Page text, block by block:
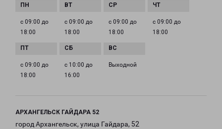
с 09:00 до
18:00
с 09:00 до
18:00
с 09:00 до
18:00
с 09:00 до
18:00
с 09:00 до
18:00
с 10:00 до
16:00
Выходной
АРХАНГЕЛЬСК ГАЙДАРА 52
город Архангельск, улица Гайдара, 52